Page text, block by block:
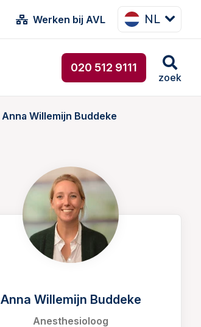
Werken bij AVL NL
020 512 9111
zoek
Anna Willemijn Buddeke
Anna Willemijn Buddeke
Anesthesioloog